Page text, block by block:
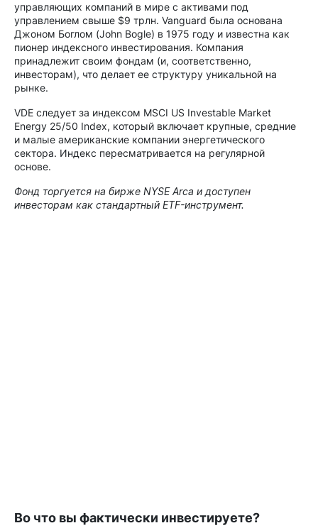
управляющих компаний в мире с активами под
управлением свыше $9 трлн. Vanguard была основана
Джоном Боглом (John Bogle) в 1975 году и известна как
пионер индексного инвестирования. Компания
принадлежит своим фондам (и, соответственно,
инвесторам), что делает ее структуру уникальной на
рынке.
VDE следует за индексом MSCI US Investable Market
Energy 25/50 Index, который включает крупные, средние
и малые американские компании энергетического
сектора. Индекс пересматривается на регулярной
основе.
Фонд торгуется на бирже NYSE Arca и доступен
инвесторам как стандартный ETF-инструмент.
Во что вы фактически инвестируете?